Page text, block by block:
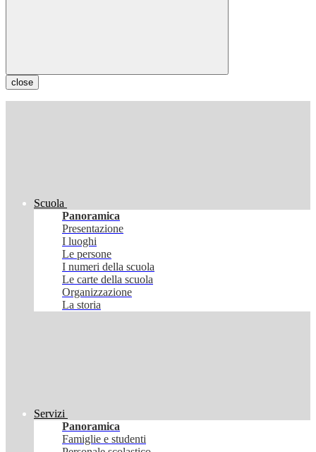
close
Scuola
Panoramica
Presentazione
I luoghi
Le persone
I numeri della scuola
Le carte della scuola
Organizzazione
La storia
Servizi
Panoramica
Famiglie e studenti